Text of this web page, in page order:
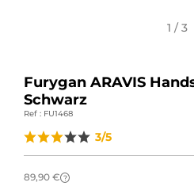
GESCHENKKARTEN
MARKEN
KONTAKTIEREN SIE
1 / 3
Furygan ARAVIS
Schwarz
Ref : FU1468
3/5
89,90 € ?